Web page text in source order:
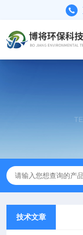
技术文章